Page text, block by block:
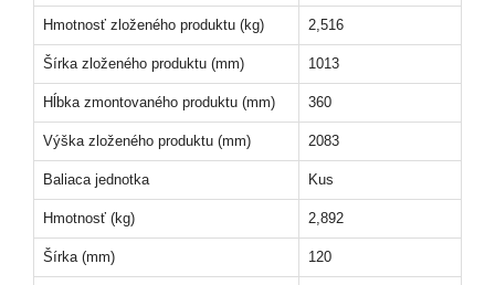
Hmotnosť zloženého produktu (kg) 2,516
Šírka zloženého produktu (mm) 1013
Hĺbka zmontovaného produktu (mm) 360
Výška zloženého produktu (mm) 2083
Baliaca jednotka Kus
Hmotnosť (kg) 2,892
Šírka (mm) 120